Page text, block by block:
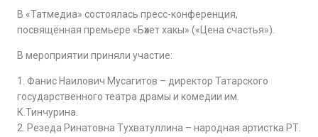
В «Татмедиа» состоялась пресс-конференция,
посвящённая премьере «Бәхет хакы» («Цена счастья»).
В мероприятии приняли участие:
1. Фанис Наилович Мусагитов – директор Татарского
государственного театра драмы и комедии им.
К.Тинчурина.
2. Резеда Ринатовна Тухватуллина – народная артистка РТ.